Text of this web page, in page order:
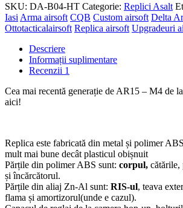
SKU: DA-B04-HT Categorie: Replici Asalt
Iasi Arma airsoft CQB Custom airsoft Delta
Ottotacticalairsoft Replica airsoft Upgradeuri
Descriere
Informații suplimentare
Recenzii 1
Cea mai recentă generație de AR15 – M4 de
aici!
Replica este fabricată din metal și polimer
mult mai bune decât plasticul obișnuit
Părțile din polimer ABS sunt: corpul, cătările,
și încărcătorul.
Părțile din aliaj Zn-Al sunt: RIS-ul, teava
flama și amortizorul(unde e cazul).